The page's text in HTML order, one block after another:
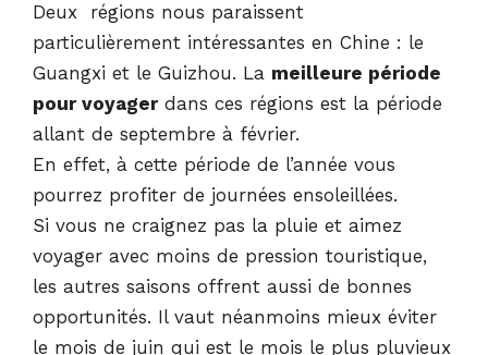
Deux régions nous paraissent
particulièrement intéressantes en Chine : le
Guangxi et le Guizhou. La meilleure période
pour voyagerdans ces régions est la période
allant de septembre à février.
En effet, à cette période de l’année vous
pourrez profiter de journées ensoleillées.
Si vous ne craignez pas la pluie et aimez
voyager avec moins de pression touristique,
les autres saisons offrent aussi de bonnes
opportunités. Il vaut néanmoins mieux éviter
le mois de juin qui est le mois le plus pluvieux